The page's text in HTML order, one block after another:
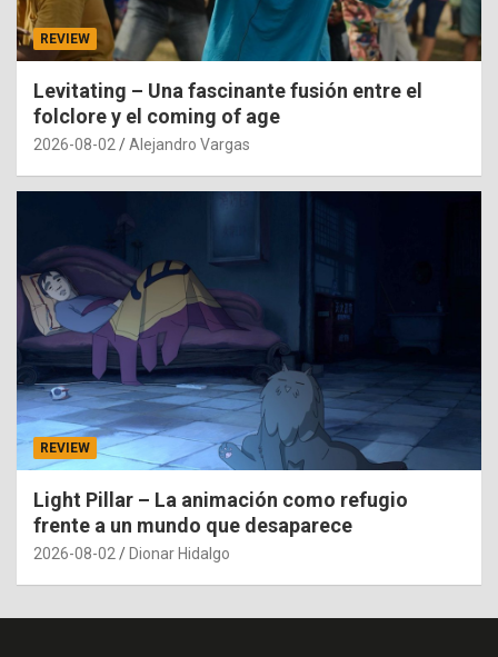
REVIEW
Levitating – Una fascinante fusión entre el
folclore y el coming of age
2026-08-02 Alejandro Vargas
REVIEW
Light Pillar – La animación como refugio
frente a un mundo que desaparece
2026-08-02 Dionar Hidalgo